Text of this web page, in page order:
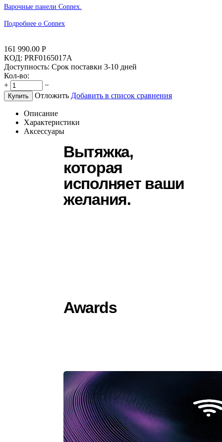
Варочные панели Connex.
Подробнее о Connex
161 990.00 Р
КОД: PRF0165017A
Доступность: Срок поставки 3-10 дней
Кол-во:
+
−
Купить Отложить Добавить в список сравнения
Описание
Характеристики
Аксессуары
Вытяжка,
которая
исполняет ваши
желания.
Awards